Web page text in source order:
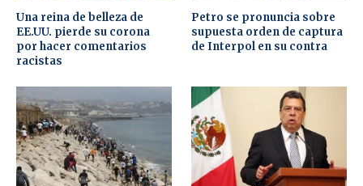
Una reina de belleza de
EE.UU. pierde su corona
por hacer comentarios
racistas
Petro se pronuncia sobre
supuesta orden de captura
de Interpol en su contra